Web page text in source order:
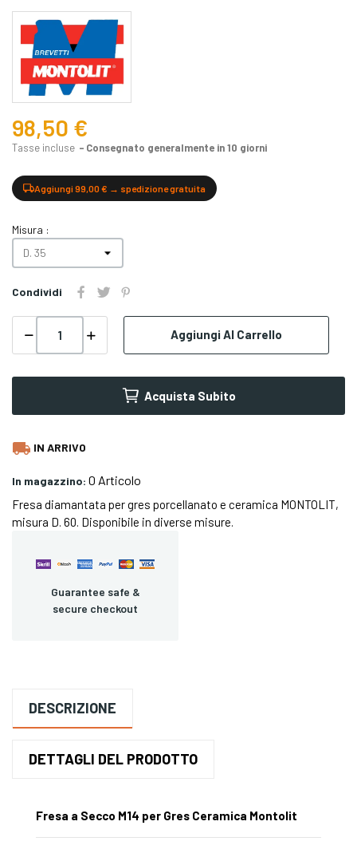
98,50 €
Tasse incluse Consegnato generalmente in 10 giorni
Aggiungi 99,00 € → spedizione gratuita
Misura :
Condividi
Aggiungi Al Carrello
Acquista Subito
local_shipping IN ARRIVO
In magazzino: 0 Articolo
Fresa diamantata per gres porcellanato e ceramica MONTOLIT,
misura D. 60. Disponibile in diverse misure.
Guarantee safe &
secure checkout
DESCRIZIONE
DETTAGLI DEL PRODOTTO
Fresa a Secco M14 per Gres Ceramica Montolit